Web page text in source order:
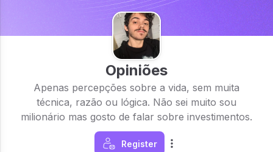
Opiniões
Apenas percepções sobre a vida, sem muita
técnica, razão ou lógica. Não sei muito sou
milionário mas gosto de falar sobre investimentos.
Register